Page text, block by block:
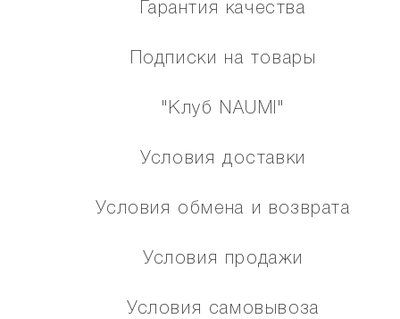
Гарантия качества
Подписки на товары
"Клуб NAUMI"
Условия доставки
Условия обмена и возврата
Условия продажи
Условия самовывоза